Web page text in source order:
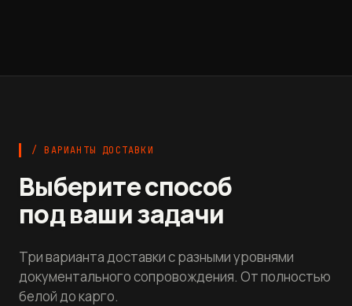
/ ВАРИАНТЫ ДОСТАВКИ
Выберите способ
под ваши задачи
Три варианта доставки с разными уровнями
документального сопровождения. От полностью
белой до карго.